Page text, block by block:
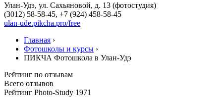
Улан-Удэ, ул. Сахьяновой, д. 13 (фотостудия)
(3012) 58-58-45, +7 (924) 458-58-45
ulan-ude.pikcha.pro/free
Главная ›
Фотошколы и курсы ›
ПИКЧА Фотошкола в Улан-Удэ
Рейтинг по отзывам
Всего отзывов
Рейтинг Photo-Study 1971